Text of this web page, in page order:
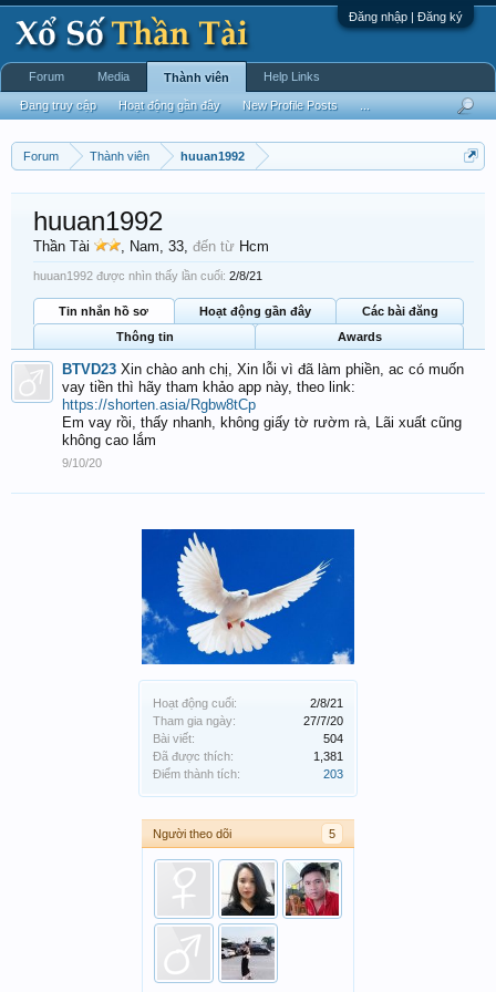
Đăng nhập | Đăng ký
Forum Thành viên huuan1992
Hoạt động cuối:
2/8/21
Tham gia ngày:
27/7/20
Bài viết:
504
Đã được thích:
1,381
Điểm thành tích:
203
Người theo dõi 5
huuan1992
Thần Tài , Nam, 33, đến từ Hcm
huuan1992 được nhìn thấy lần cuối: 2/8/21
Tin nhắn hồ sơ Hoạt động gần đây
Các bài đăng
Thông tin
Awards
BTVD23 Xin chào anh chị, Xin lỗi vì đã làm phiền, ac có muốn
vay tiền thì hãy tham khảo app này, theo link:
https://shorten.asia/Rgbw8tCp
Em vay rồi, thấy nhanh, không giấy tờ rườm rà, Lãi xuất cũng
không cao lắm
9/10/20
Forum Media Thành viên
Đang truy cập Hoạt động gần đây New Profile Posts
Help Links